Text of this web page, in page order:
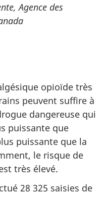
Agence des
opioïde très
peuvent suffire à
dangereuse qui
puissante que
puissante que la
le risque de
très élevé.
28 325 saisies de